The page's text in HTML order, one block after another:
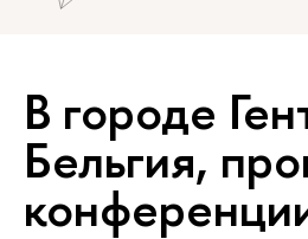
В городе
Бельгия,